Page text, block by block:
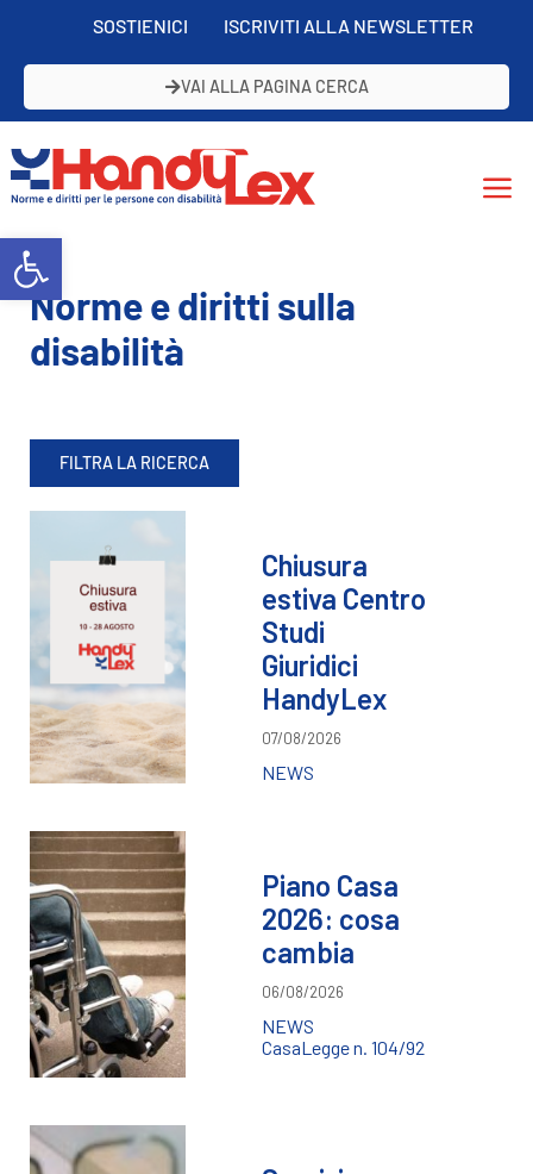
Open toolbar
SOSTIENICI ISCRIVITI ALLA NEWSLETTER
VAI ALLA PAGINA CERCA
Norme e diritti sulla
disabilità
FILTRA LA RICERCA
Chiusura
estiva Centro
Studi
Giuridici
HandyLex
07/08/2026
NEWS
Piano Casa
2026: cosa
cambia
06/08/2026
NEWS
CasaLegge n. 104/92